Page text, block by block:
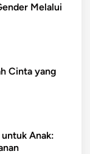
Melalui
Cinta yang
untuk Anak: